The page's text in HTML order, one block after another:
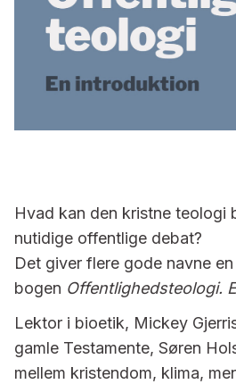
Hvad kan den kristne teologi
nutidige offentlige debat?
Det giver flere gode navne
bogen Offentlighedsteologi.
Lektor i bioetik, Mickey
gamle Testamente, Søren
mellem kristendom, klima,